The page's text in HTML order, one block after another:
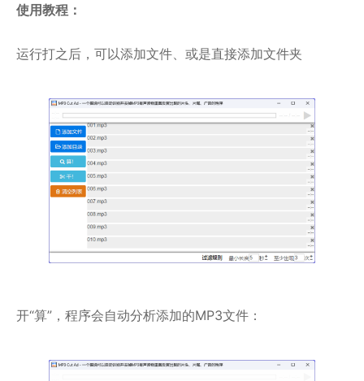
使用教程：
运行打之后，可以添加文件、或是直接添加文件夹
开“算”，程序会自动分析添加的MP3文件：